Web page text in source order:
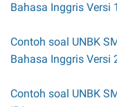
Bahasa Inggris Versi 1
Contoh soal UNBK
Bahasa Inggris Versi
Contoh soal UNBK